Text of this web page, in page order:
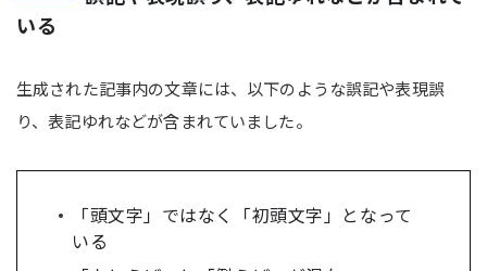
いる
生成された記事内の文章には、以下のような誤記や表現誤
り、表記ゆれなどが含まれていました。
「頭文字」ではなく「初頭文字」となって
いる